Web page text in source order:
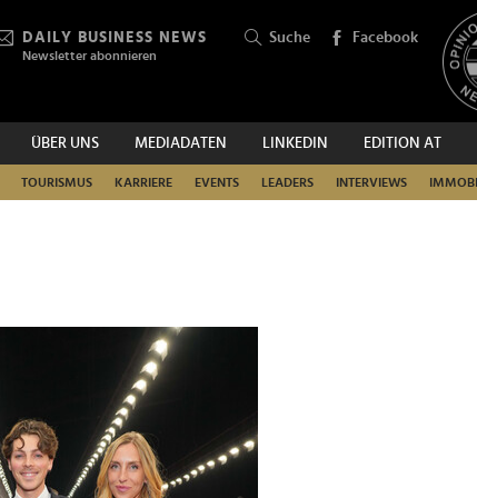
DAILY BUSINESS NEWS
Newsletter abonnieren
Suche Facebook
ÜBER UNS MEDIADATEN LINKEDIN EDITION AT
TOURISMUS KARRIERE EVENTS LEADERS INTERVIEWS
SUCHEN